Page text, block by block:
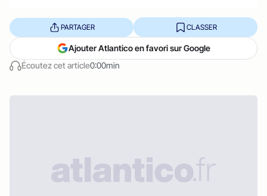
Écoutez cet article0:00min
PARTAGER CLASSER
Ajouter Atlantico en favori sur Google